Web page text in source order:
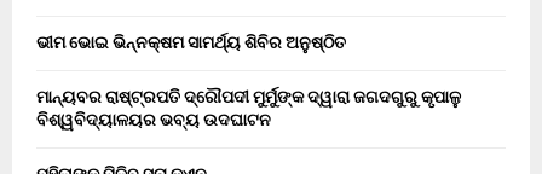
ଭୀମ ଭୋଇ ଭିନ୍ନକ୍ଷମ ସାମର୍ଥ୍ୟ ଶିବିର ଅନୁଷ୍ଠିତ
ମାନ୍ୟବର ରାଷ୍ଟ୍ରପତି ଦ୍ରୌପଦୀ ମୁର୍ମୁଙ୍କ ଦ୍ୱାରା ଜଗଦଗୁରୁ କୃପାଳୁ
ବିଶ୍ୱବିଦ୍ୟାଳୟର ଭବ୍ୟ ଉଦଘାଟନ